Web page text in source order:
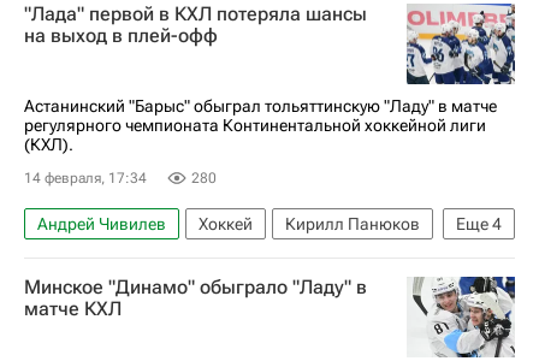
Никита Сетдиков
Ак Барс
Лада
"Лада" первой в КХЛ потеряла шансы
на выход в плей-офф
Астанинский "Барыс" обыграл тольяттинскую "Ладу" в матче
регулярного чемпионата Континентальной хоккейной лиги
(КХЛ).
14 февраля, 17:34 280
Еще4
Андрей Чивилев Хоккей
Кирилл Панюков
Тайс Томпсон
Барыс
Лада
КХЛ 2025-2026
Минское "Динамо" обыграло "Ладу" в
матче КХЛ